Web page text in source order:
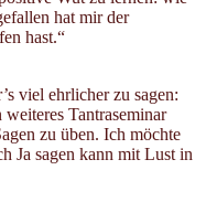
hat mir der
hast.“
viel ehrlicher zu sagen:
Tantraseminar
zu üben. Ich möchte
Ja sagen kann mit Lust in